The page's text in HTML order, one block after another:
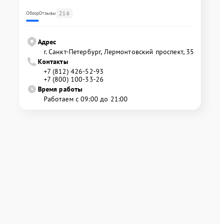
ОбзорОтзывы 216
Адрес
г. Санкт-Петербург, Лермонтовский проспект, 35
Контакты
+7 (812) 426-52-93
+7 (800) 100-33-26
Время работы
Работаем с 09:00 до 21:00